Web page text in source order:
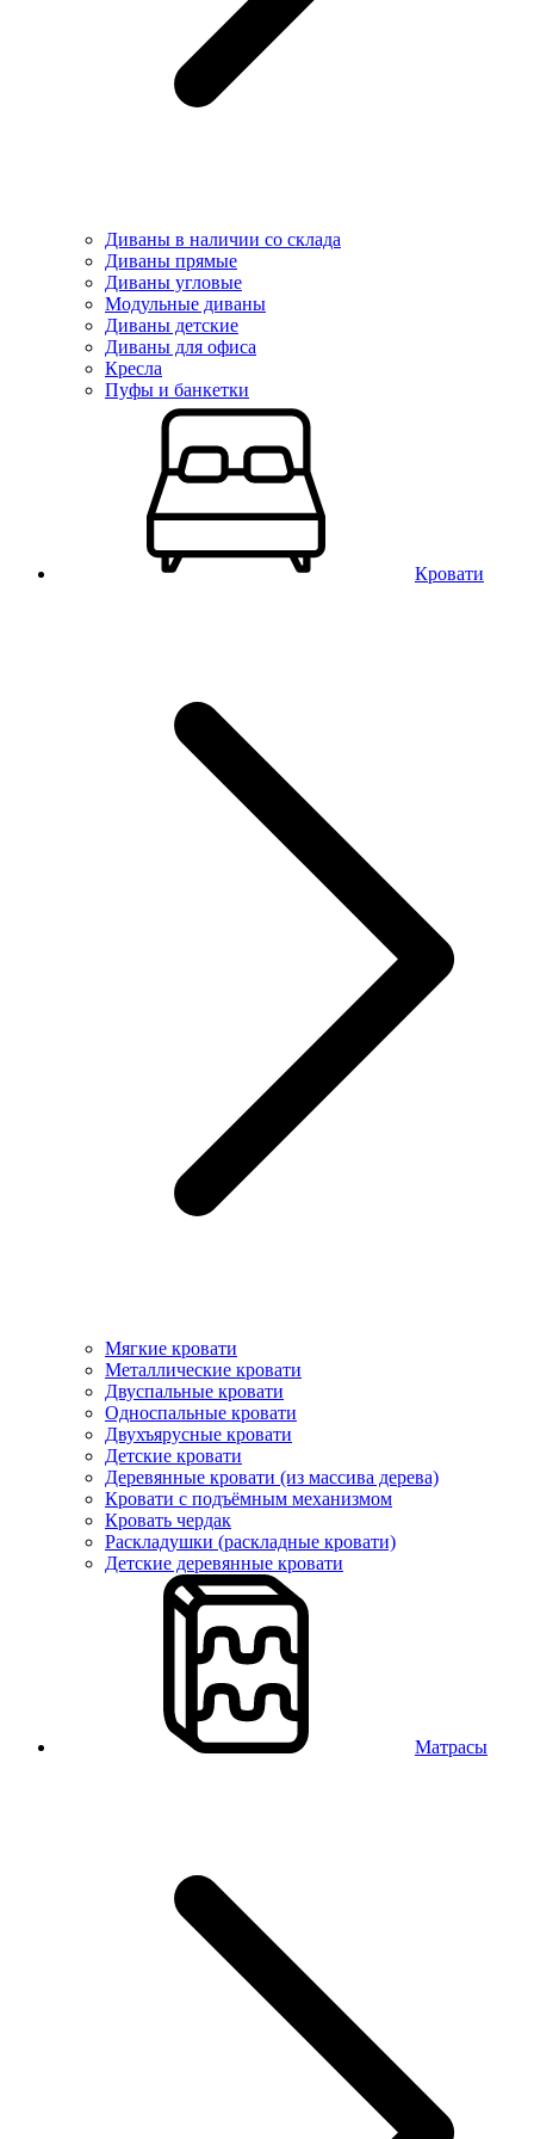
Диваны в наличии со склада
Диваны прямые
Диваны угловые
Модульные диваны
Диваны детские
Диваны для офиса
Кресла
Пуфы и банкетки
Кровати
Мягкие кровати
Металлические кровати
Двуспальные кровати
Односпальные кровати
Двухъярусные кровати
Детские кровати
Деревянные кровати (из массива дерева)
Кровати с подъёмным механизмом
Кровать чердак
Раскладушки (раскладные кровати)
Детские деревянные кровати
Матрасы